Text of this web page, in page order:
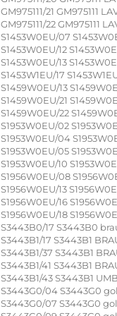
GM975111/21 GM975111
GM975111/22 GM975111
S1453W0EU/07
S1453W0EU/12
S1453W0EU/13
S1453W1EU/17
S1459W0EU/13
S1459W0EU/21
S1459W0EU/22
S1953W0EU/02
S1953W0EU/04
S1953W0EU/05
S1953W0EU/10
S1956W0EU/08
S1956W0EU/13
S1956W0EU/16
S1956W0EU/18
S3443B0/17 S3443B0
S3443B1/17 S3443B1
S3443B1/37 S3443B1
S3443B1/41 S3443B1
S3443B1/43 S3443B1
S3443G0/04 S3443G0
S3443G0/07 S3443G0